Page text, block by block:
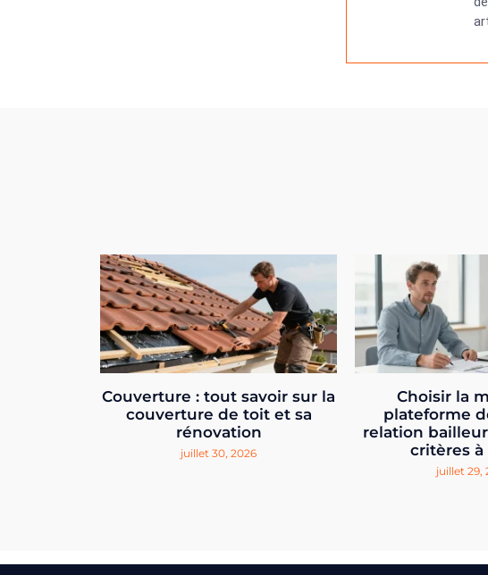
Couverture : tout savoir sur la
couverture de toit et sa
rénovation
juillet 30, 2026
Choisir la
plateforme
relation
critères à
juillet 29,